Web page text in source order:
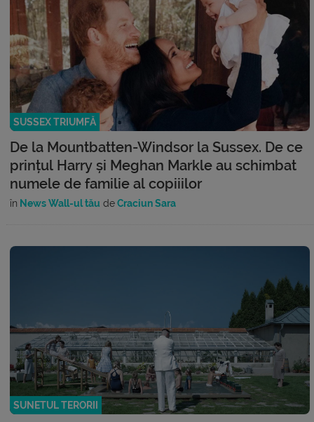
SUSSEX TRIUMFĂ
De la Mountbatten-Windsor la Sussex. De ce
prințul Harry și Meghan Markle au schimbat
numele de familie al copiiilor
în News Wall-ul tău deCraciun Sara
SUNETUL TERORII